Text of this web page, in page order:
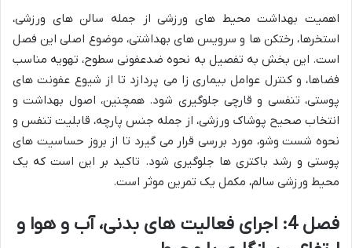
اهمیت بهداشت محیط های ورزشی از جمله سالن های ورزشی،
استخرها، رختکن ها و سرویس های بهداشتی، موضوع اصلی این فصل
است. این بخش به تفصیل به نحوه ضدعفونی سطوح، تهویه مناسب
فضاها، و کنترل عوامل بیماری زا می پردازد تا از شیوع عفونت های
پوستی، تنفسی و قارچی جلوگیری شود. همچنین، اصول بهداشت و
انتخاب صحیح پوشاک ورزشی، از جمله جنس پارچه، قابلیت تنفس و
نحوه شست وشو، مورد بررسی قرار می گیرد تا از بروز حساسیت های
پوستی و رشد باکتری ها جلوگیری شود. تاکید بر این است که یک
محیط ورزشی سالم، مکمل یک تمرین موثر است.
فصل 4: اجرای فعالیت های بدنی، آب و هوا و